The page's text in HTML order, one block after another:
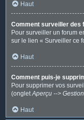
Haut
Comment surveiller des
Pour surveiller un forum
sur le lien « Surveiller ce
Haut
Comment puis-je
Pour supprimer vos
(ongletAperçu -->
Haut